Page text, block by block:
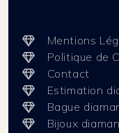
Mentions
Politique de
Contact
Estimation
Bague
Bijoux